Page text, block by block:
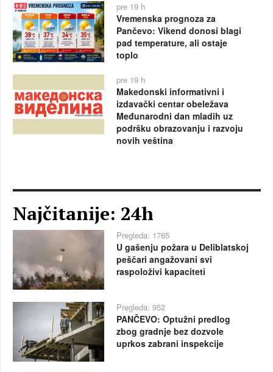
pre 19 h
Vremenska prognoza za
Pančevo: Vikend donosi blagi
pad temperature, ali ostaje
toplo
pre 19 h
Makedonski informativni i
izdavački centar obeležava
Međunarodni dan mladih uz
podršku obrazovanju i razvoju
novih veština
Najčitanije: 24h
Pregleda: 1765
U gašenju požara u Deliblatskoj
peščari angažovani svi
raspoloživi kapaciteti
Pregleda: 952
PANČEVO: Optužni predlog
zbog gradnje bez dozvole
uprkos zabrani inspekcije